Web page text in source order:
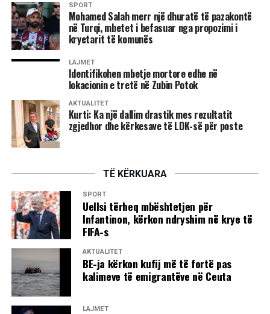
SPORT
Mohamed Salah merr një dhuratë të pazakontë
në Turqi, mbetet i befasuar nga propozimi i
kryetarit të komunës
LAJMET
Identifikohen mbetje mortore edhe në
lokacionin e tretë në Zubin Potok
AKTUALITET
Kurti: Ka një dallim drastik mes rezultatit
zgjedhor dhe kërkesave të LDK-së për poste
TË KËRKUARA
SPORT
Uellsi tërheq mbështetjen për
Infantinon, kërkon ndryshim në krye të
FIFA-s
AKTUALITET
BE-ja kërkon kufij më të fortë pas
kalimeve të emigrantëve në Ceuta
LAJMET